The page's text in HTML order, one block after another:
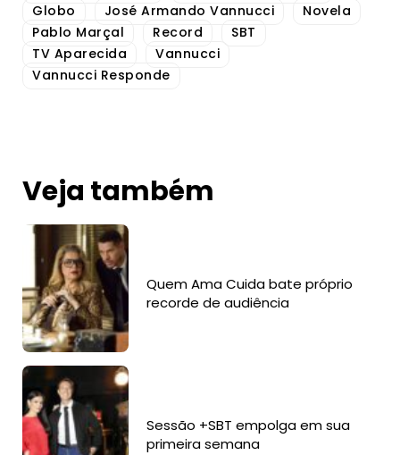
Globo
José Armando Vannucci
Novela
Pablo Marçal
Record
SBT
TV Aparecida
Vannucci
Vannucci Responde
Veja também
Quem Ama Cuida bate próprio
recorde de audiência
Sessão +SBT empolga em sua
primeira semana